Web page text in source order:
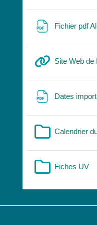
Fichier pdf
Site Web de
Dates
Calendrier
Fiches UV文